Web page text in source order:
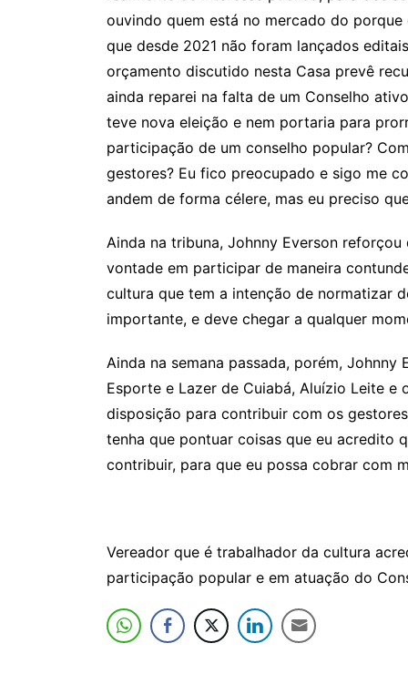
ouvindo quem está no mercado do
que desde 2021 não foram lançados
orçamento discutido nesta Casa prevê
ainda reparei na falta de um Conselho
teve nova eleição e nem portaria para
participação de um conselho popular?
gestores? Eu fico preocupado e sigo me
andem de forma célere, mas eu preciso
Ainda na tribuna, Johnny Everson
vontade em participar de maneira
cultura que tem a intenção de normatizar
importante, e deve chegar a qualquer
Ainda na semana passada, porém,
Esporte e Lazer de Cuiabá, Aluízio Leite
disposição para contribuir com os
tenha que pontuar coisas que eu acredito
contribuir, para que eu possa cobrar com
Vereador que é trabalhador da cultura
participação popular e em atuação do